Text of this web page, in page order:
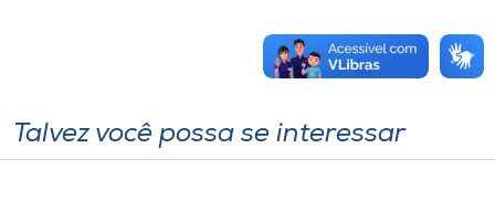
Talvez você possa se interessar